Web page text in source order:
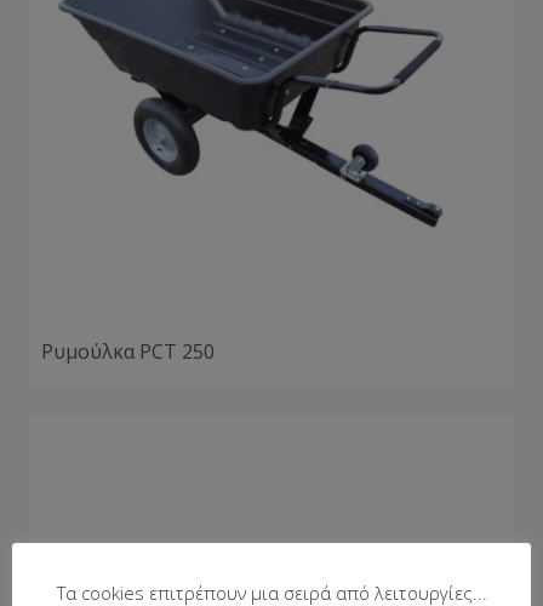
Ρυμούλκα PCT 250
Τα cookies επιτρέπουν μια σειρά από λειτουργίες...